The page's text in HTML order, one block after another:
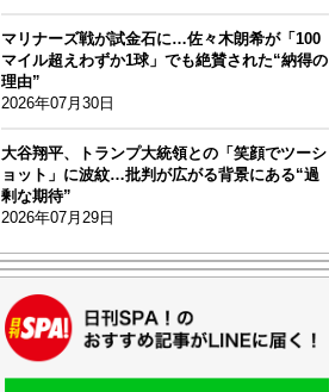
マリナーズ戦が試金石に…佐々木朗希が「100
マイル超えわずか1球」でも絶賛された“納得の
理由”
2026年07月30日
大谷翔平、トランプ大統領との「笑顔でツーシ
ョット」に波紋…批判が広がる背景にある“過
剰な期待”
2026年07月29日